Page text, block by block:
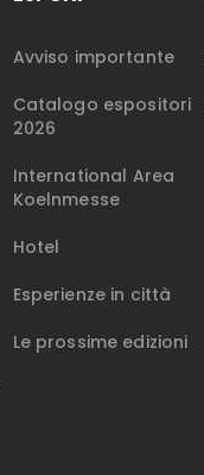
Avviso importante
Catalogo espositori
2026
International Area
Koelnmesse
Hotel
Esperienze in città
Le prossime edizioni